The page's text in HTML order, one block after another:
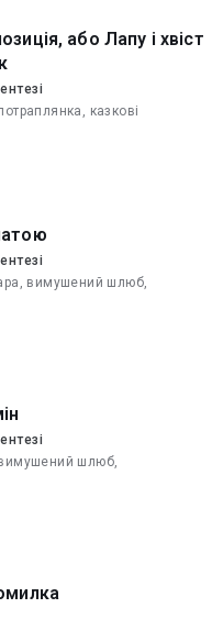
або Лапу і хвіст
казкові
вимушений шлюб,
шлюб,